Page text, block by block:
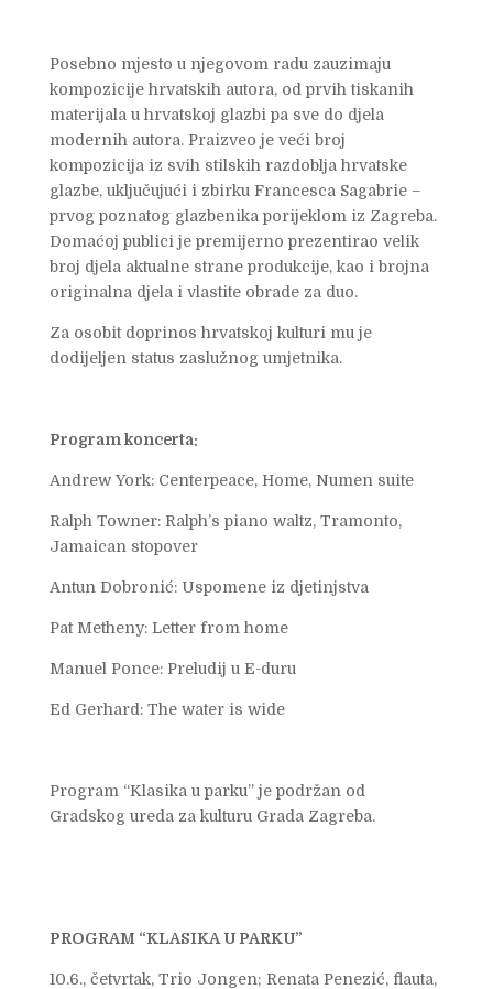
Posebno mjesto u njegovom radu zauzimaju
kompozicije hrvatskih autora, od prvih tiskanih
materijala u hrvatskoj glazbi pa sve do djela
modernih autora. Praizveo je veći broj
kompozicija iz svih stilskih razdoblja hrvatske
glazbe, uključujući i zbirku Francesca Sagabrie –
prvog poznatog glazbenika porijeklom iz Zagreba.
Domaćoj publici je premijerno prezentirao velik
broj djela aktualne strane produkcije, kao i brojna
originalna djela i vlastite obrade za duo.
Za osobit doprinos hrvatskoj kulturi mu je
dodijeljen status zaslužnog umjetnika.
Program koncerta:
Andrew York: Centerpeace, Home, Numen suite
Ralph Towner: Ralph’s piano waltz, Tramonto,
Jamaican stopover
Antun Dobronić: Uspomene iz djetinjstva
Pat Metheny: Letter from home
Manuel Ponce: Preludij u E-duru
Ed Gerhard: The water is wide
Program “Klasika u parku” je podržan od
Gradskog ureda za kulturu Grada Zagreba.
PROGRAM “KLASIKA U PARKU”
10.6., četvrtak, Trio Jongen; Renata Penezić, flauta,